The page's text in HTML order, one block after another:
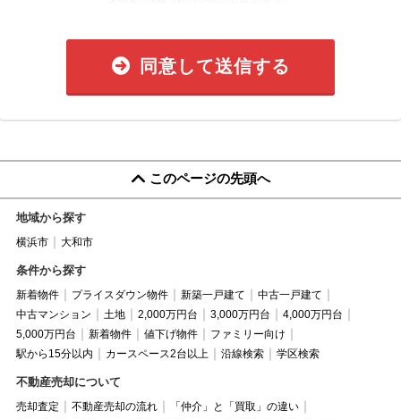
同意して送信する
このページの先頭へ
地域から探す
横浜市 大和市
条件から探す
新着物件 プライスダウン物件 新築一戸建て
中古一戸建て
中古マンション
土地 2,000万円台 3,000万円台
4,000万円台
5,000万円台
新着物件 値下げ物件
ファミリー向け
駅から15分以内
カースペース2台以上 沿線検索 学区検索
不動産売却について
売却査定 不動産売却の流れ
「仲介」と「買取」の違い